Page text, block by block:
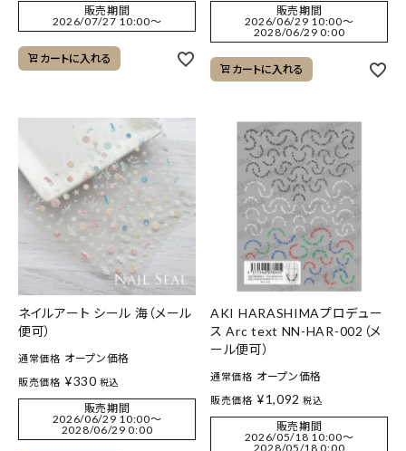
販売期間
2026/07/27 10:00〜
カートに入れる
販売期間
2026/06/29 10:00〜
2028/06/29 0:00
カートに入れる
ネイルアート シール 海（メール
便可）
通常価格 オープン価格
販売価格 ¥330 税込
販売期間
2026/06/29 10:00〜
2028/06/29 0:00
AKI HARASHIMAプロデュー
ス Arc text NN-HAR-002（メ
ール便可）
通常価格 オープン価格
販売価格 ¥1,092 税込
販売期間
2026/05/18 10:00〜
2028/05/18 0:00